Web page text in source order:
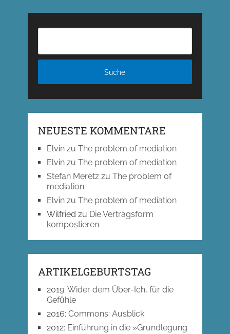
NEUESTE KOMMENTARE
Elvinzu The problem of mediation
Elvinzu The problem of mediation
Stefan Meretzzu The problem of
mediation
Elvinzu The problem of mediation
Wilfried zu Die Vertragsform
kompostieren
ARTIKELGEBURTSTAG
2019: Wider dem Über-Ich, für die
Gefühle
2016: Commons: Ausblick
2012: Einführung in die »Grundlegung